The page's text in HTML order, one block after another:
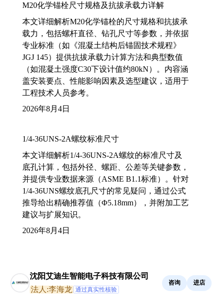
M20化学锚栓尺寸规格及抗拔承载力详解
本文详细解析M20化学锚栓的尺寸规格和抗拔承
载力，包括螺杆直径、钻孔尺寸等参数，并依据
专业标准（如《混凝土结构后锚固技术规程》
JGJ 145）提供抗拔承载力计算方法和典型数值
（如混凝土强度C30下设计值约80kN）。内容涵
盖安装要点、性能影响因素及选型建议，适用于
工程技术人员参考。
2026年8月4日
1/4-36UNS-2A螺纹标准尺寸
本文详细解析1/4-36UNS-2A螺纹的标准尺寸及
底孔计算，包括外径、螺距、公差等关键参数，
并提供专业数据来源（ASME B1.1标准）。针对
1/4-36UNS螺纹底孔尺寸的常见疑问，通过公式
推导给出精确推荐值（Φ5.18mm），并附加工艺
建议与扩展知识。
2026年8月4日
沈阳艾迪生智能电子科技有限公司
法人:李海龙 通过真实性核验
咨询 进店